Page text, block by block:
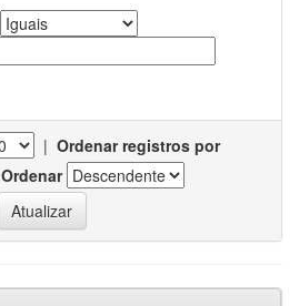
| Ordenar registros por
Ordenar